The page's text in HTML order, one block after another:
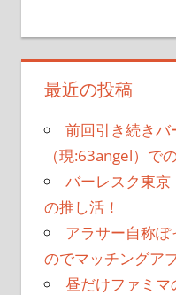
最近の投稿
前回引き続きバ
（現:63angel）で
バーレスク東
の推し活！
アラサー自称
のでマッチングア
昼だけファミマ